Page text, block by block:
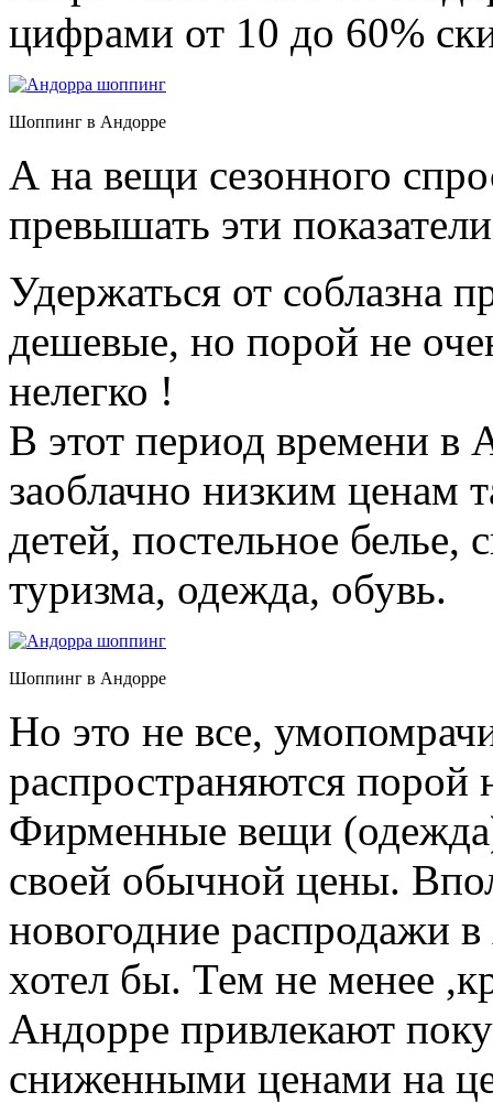
цифрами от 10 до 60%
Шоппинг в Андорре
А на вещи сезонного
превышать эти
Удержаться от соблазна
дешевые, но порой не
нелегко !
В этот период времени
заоблачно низким ценам
детей, постельное белье,
туризма, одежда, обувь.
Шоппинг в Андорре
Но это не все,
распространяются
Фирменные вещи
своей обычной цены.
новогодние распродажи
хотел бы. Тем не менее
Андорре привлекают
сниженными ценами на